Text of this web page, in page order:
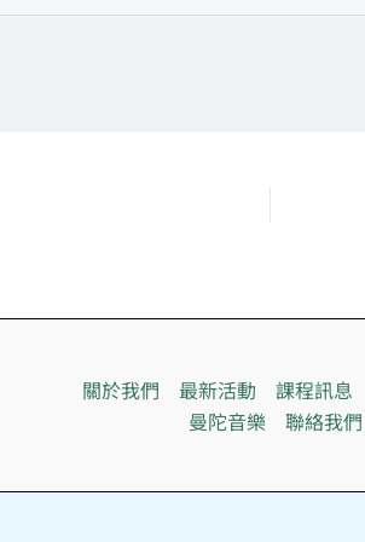
關於我們 最新活動 課程訊息
曼陀音樂
聯絡我們